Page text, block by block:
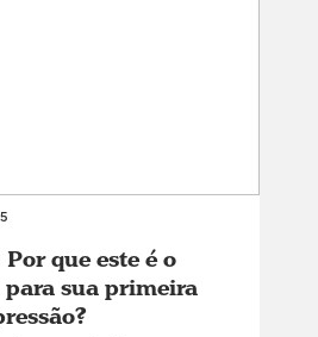
que este é o
sua primeira